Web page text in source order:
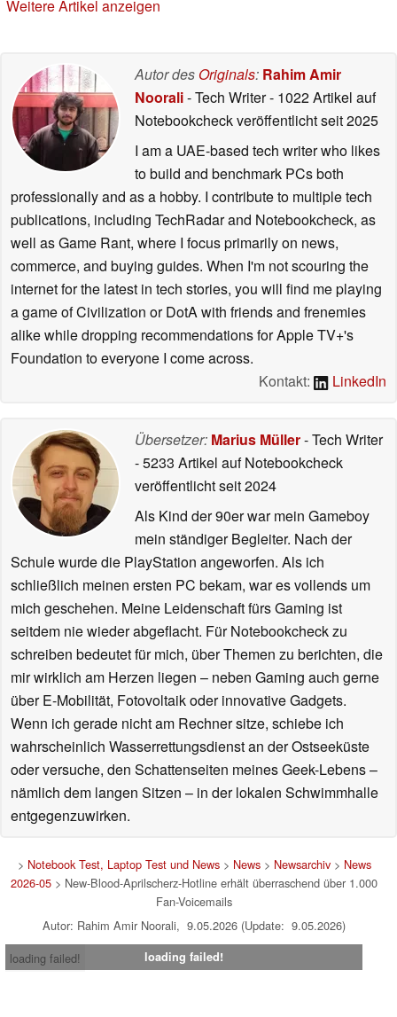
Weitere Artikel anzeigen
Autor des Originals: Rahim Amir
Noorali- Tech Writer- 1022 Artikel auf
Notebookcheck veröffentlichtseit 2025
I am a UAE-based tech writer who likes
to build and benchmark PCs both
professionally and as a hobby. I contribute to multiple tech
publications, including TechRadar and Notebookcheck, as
well as Game Rant, where I focus primarily on news,
commerce, and buying guides. When I'm not scouring the
internet for the latest in tech stories, you will find me playing
a game of Civilization or DotA with friends and frenemies
alike while dropping recommendations for Apple TV+'s
Foundation to everyone I come across.
Kontakt:
LinkedIn
Übersetzer: Marius Müller- Tech Writer
- 5233 Artikel auf Notebookcheck
veröffentlichtseit 2024
Als Kind der 90er war mein Gameboy
mein ständiger Begleiter. Nach der
Schule wurde die PlayStation angeworfen. Als ich
schließlich meinen ersten PC bekam, war es vollends um
mich geschehen. Meine Leidenschaft fürs Gaming ist
seitdem nie wieder abgeflacht. Für Notebookcheck zu
schreiben bedeutet für mich, über Themen zu berichten, die
mir wirklich am Herzen liegen – neben Gaming auch gerne
über E-Mobilität, Fotovoltaik oder innovative Gadgets.
Wenn ich gerade nicht am Rechner sitze, schiebe ich
wahrscheinlich Wasserrettungsdienst an der Ostseeküste
oder versuche, den Schattenseiten meines Geek-Lebens –
nämlich dem langen Sitzen – in der lokalen Schwimmhalle
entgegenzuwirken.
> Notebook Test, Laptop Test und News> News> Newsarchiv> News
2026-05 > New-Blood-Aprilscherz-Hotline erhält überraschend über 1.000
Fan-Voicemails
Autor: Rahim Amir Noorali, 9.05.2026 (Update: 9.05.2026)
loading failed!
loading failed!